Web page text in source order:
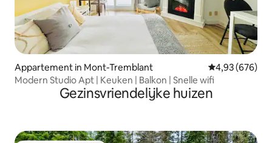
Appartement in Mont-Tremblant Gemiddelde
4,93 (676)
Modern Studio Apt | Keuken | Balkon | Snelle wifi
Gezinsvriendelijke huizen